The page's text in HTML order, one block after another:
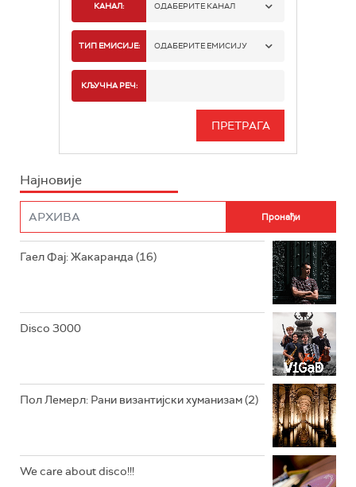
КАНАЛ: ОДАБЕРИТЕ КАНАЛ
РАДИО БЕОГРАД 1
РАДИО БЕОГРАД 3
РАДИО РОКЕНРОЛЕР
ТИП ЕМИСИЈЕ: ОДАБЕРИТЕ ЕМИСИЈУ
ИНФО
КЉУЧНА РЕЧ:
Најновије
Гаел Фај: Жакаранда (16)
Disco 3000
Пол Лемерл: Рани византијски хуманизам (2)
We care about disco!!!